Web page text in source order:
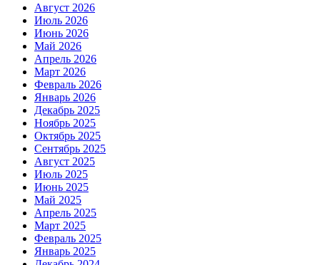
Август 2026
Июль 2026
Июнь 2026
Май 2026
Апрель 2026
Март 2026
Февраль 2026
Январь 2026
Декабрь 2025
Ноябрь 2025
Октябрь 2025
Сентябрь 2025
Август 2025
Июль 2025
Июнь 2025
Май 2025
Апрель 2025
Март 2025
Февраль 2025
Январь 2025